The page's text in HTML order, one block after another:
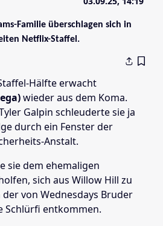
Familie überschlagen sich in
Netflix-Staffel.
Hälfte erwacht
wieder aus dem Koma.
Galpin schleuderte sie ja
durch ein Fenster der
Anstalt.
sie dem ehemaligen
sich aus Willow Hill zu
von Wednesdays Bruder
Schlürfi entkommen.